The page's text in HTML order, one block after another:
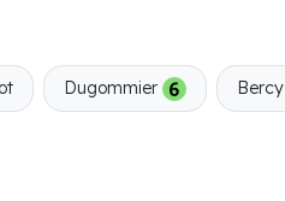
Dugommier Bercy